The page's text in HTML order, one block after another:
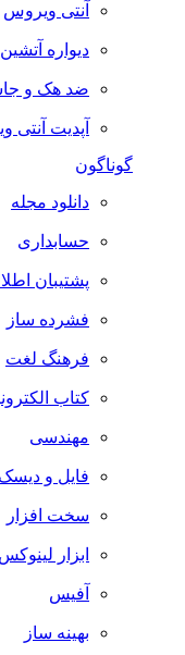
آنتی ویروس
دیواره آتشین
ضد هک و جاسوسی
آپدیت آنتی ویروس
گوناگون
دانلود مجله
حسابداری
پشتیبان اطلاعات
فشرده ساز
فرهنگ لغت
کتاب الکترونیک
مهندسی
فایل و دیسک
سخت افزار
ابزار لینوکس
آفیس
بهینه ساز